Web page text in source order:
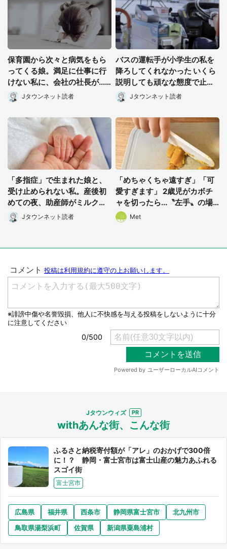
都道府選択
選択する
保育園から次々と病気をもら
ってくる娘。満足に仕事に行
けない私に、会社の社長が...
(宮城県・30代女性)
Jタウンネット読者
バスの運転手が小学生の私を
降ろしてくれなかった いくら
説明しても頑なな態度で止め
られ(北海道・50代女性)
Jタウンネット読者
「多指症」で生まれた娘と、
受け止められない私。産後初
めての夜、助産師がミルクを
あげてるのを見て...(静岡県・
20代女性)
Jタウンネット読者
「めちゃくちゃ遠すぎ」「可
愛すぎます」 2歳児がカボチ
ャを切ったら...〝左手〟の場
所に5.3万人もん絶
Met
Jタウンウィズ
withあんな街、こんな街
ふるさと納税寄付額が「アレ」のおかげで300倍
に！？ 静岡・富士宮市は富士山産の魅力あふれる
スゴイ街
富士宮市
広島県 福井県 西条市 静岡県富士宮市
北九州市
鳥取県湯梨浜町
佐賀県 新潟県粟島浦村